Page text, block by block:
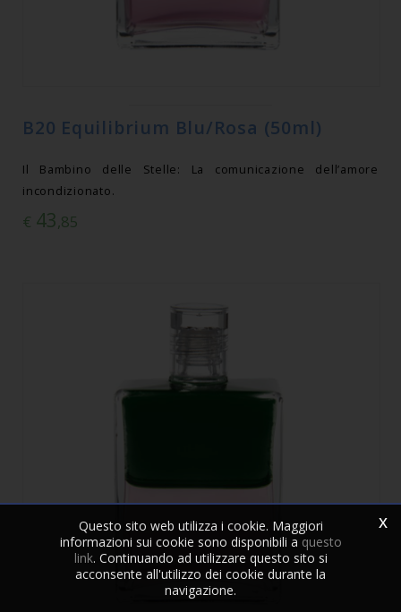
B20 Equilibrium Blu/Rosa (50ml)
Il Bambino delle Stelle: La comunicazione dell’amore
incondizionato.
€ 43,85
x
Questo sito web utilizza i cookie. Maggiori
informazioni sui cookie sono disponibili a questo
link. Continuando ad utilizzare questo sito si
acconsente all'utilizzo dei cookie durante la
navigazione.